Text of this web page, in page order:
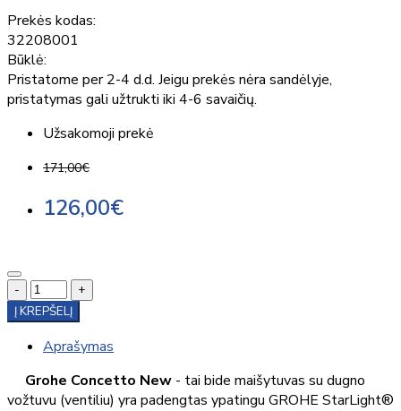
Prekės kodas:
32208001
Būklė:
Pristatome per 2-4 d.d. Jeigu prekės nėra sandėlyje,
pristatymas gali užtrukti iki 4-6 savaičių.
Užsakomoji prekė
171,00€
126,00€
-
+
Į KREPŠELĮ
Aprašymas
Grohe Concetto New - tai bide maišytuvas su dugno
vožtuvu (ventiliu) yra padengtas ypatingu GROHE StarLight®